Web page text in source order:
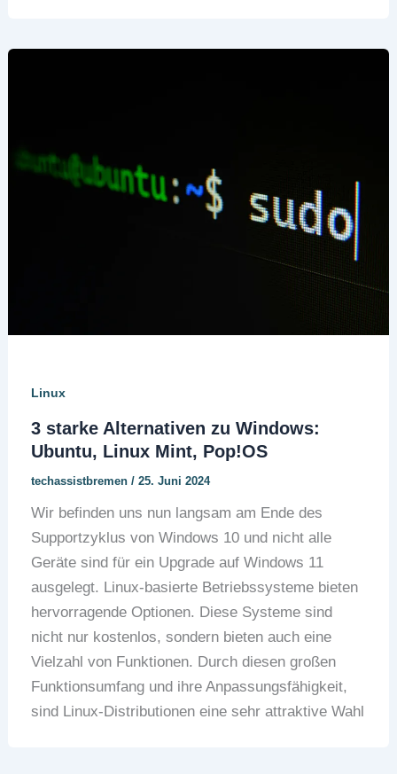
Linux
3 starke Alternativen zu Windows:
Ubuntu, Linux Mint, Pop!OS
techassistbremen / 25. Juni 2024
Wir befinden uns nun langsam am Ende des
Supportzyklus von Windows 10 und nicht alle
Geräte sind für ein Upgrade auf Windows 11
ausgelegt. Linux-basierte Betriebssysteme bieten
hervorragende Optionen. Diese Systeme sind
nicht nur kostenlos, sondern bieten auch eine
Vielzahl von Funktionen. Durch diesen großen
Funktionsumfang und ihre Anpassungsfähigkeit,
sind Linux-Distributionen eine sehr attraktive Wahl